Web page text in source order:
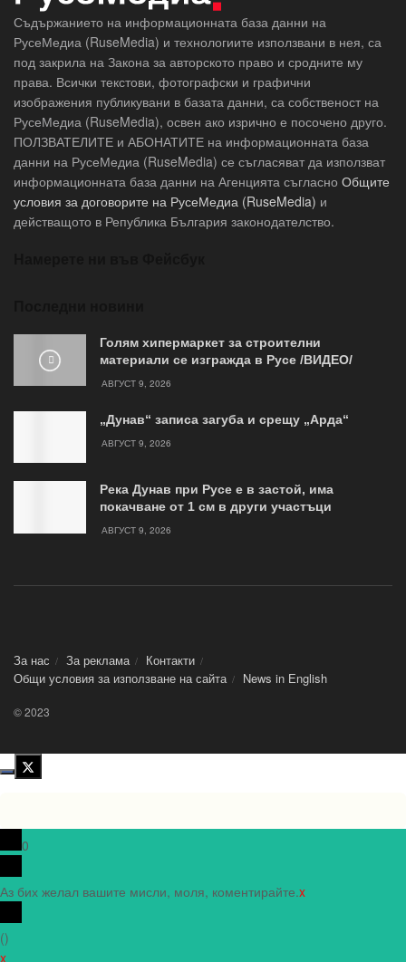
Съдържанието на информационната база данни на
РусеМедиа (RuseMedia) и технологиите използвани в нея, са
под закрила на Закона за авторското право и сродните му
права. Всички текстови, фотографски и графични
изображения публикувани в базата данни, са собственост на
РусеМедиа (RuseMedia), освен ако изрично е посочено друго.
ПОЛЗВАТЕЛИТЕ и АБОНАТИТЕ на информационната база
данни на РусеМедиа (RuseMedia) се съгласяват да използват
информационната база данни на Агенцията съгласно Общите
условия за договорите на РусеМедиа (RuseMedia) и
действащото в Република България законодателство.
Голям хипермаркет за строителни
материали се изгражда в Русе /ВИДЕО/
АВГУСТ 9, 2026
„Дунав“ записа загуба и срещу „Арда“
АВГУСТ 9, 2026
Река Дунав при Русе е в застой, има
покачване от 1 см в други участъци
АВГУСТ 9, 2026
За нас За реклама
Контакти
Общи условия за използване на сайта
News in Еnglish
© 2023
0
Аз бих желал вашите мисли, моля, коментирайте.x
()
x